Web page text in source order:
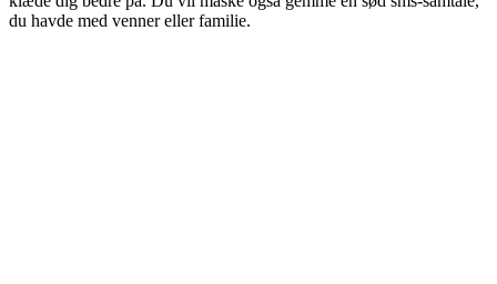
du havde med venner eller familie.